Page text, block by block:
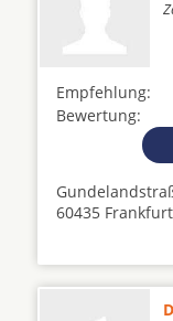
Empfehlung:
Bewertung:
60435